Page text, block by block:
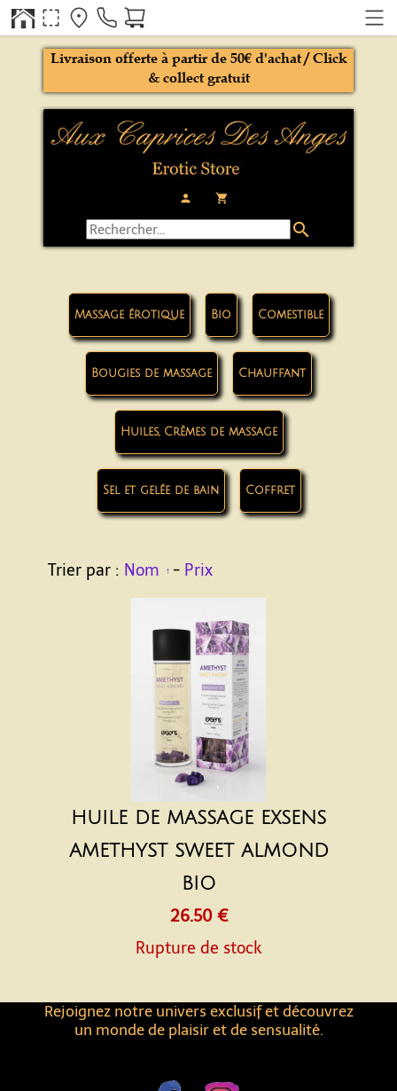
person local_grocery_store
Livraison offerte à partir de 50€ d'achat / Click
& collect gratuit
search
Rejoignez notre univers exclusif et découvrez
un monde de plaisir et de sensualité.
Massage érotique Bio Comestible
Bougies de massage Chauffant
Huiles, Crèmes de massage
Sel et gelée de bain Coffret
Trier par : Nom - Prix
HUILE DE MASSAGE EXSENS
AMETHYST SWEET ALMOND
BIO
26.50 €
Rupture de stock